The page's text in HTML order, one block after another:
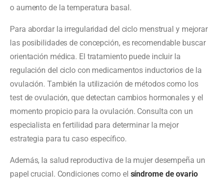
o aumento de la temperatura basal.
Para abordar la irregularidad del ciclo menstrual y mejorar
las posibilidades de concepción, es recomendable buscar
orientación médica. El tratamiento puede incluir la
regulación del ciclo con medicamentos inductorios de la
ovulación. También la utilización de métodos como los
test de ovulación, que detectan cambios hormonales y el
momento propicio para la ovulación. Consulta con un
especialista en fertilidad para determinar la mejor
estrategia para tu caso específico.
Además, la salud reproductiva de la mujer desempeña un
papel crucial. Condiciones como el síndrome de ovario